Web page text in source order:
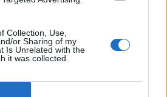
Collection, Use,
or Sharing of my
Is Unrelated with the
it was collected.